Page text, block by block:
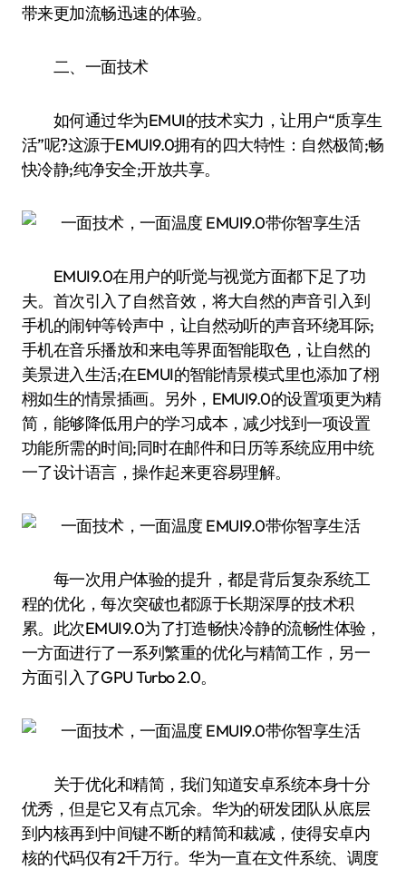
带来更加流畅迅速的体验。
二、一面技术
如何通过华为EMUI的技术实力，让用户“质享生
活”呢?这源于EMUI9.0拥有的四大特性：自然极简;畅
快冷静;纯净安全;开放共享。
EMUI9.0在用户的听觉与视觉方面都下足了功
夫。首次引入了自然音效，将大自然的声音引入到
手机的闹钟等铃声中，让自然动听的声音环绕耳际;
手机在音乐播放和来电等界面智能取色，让自然的
美景进入生活;在EMUI的智能情景模式里也添加了栩
栩如生的情景插画。另外，EMUI9.0的设置项更为精
简，能够降低用户的学习成本，减少找到一项设置
功能所需的时间;同时在邮件和日历等系统应用中统
一了设计语言，操作起来更容易理解。
每一次用户体验的提升，都是背后复杂系统工
程的优化，每次突破也都源于长期深厚的技术积
累。此次EMUI9.0为了打造畅快冷静的流畅性体验，
一方面进行了一系列繁重的优化与精简工作，另一
方面引入了GPU Turbo 2.0。
关于优化和精简，我们知道安卓系统本身十分
优秀，但是它又有点冗余。华为的研发团队从底层
到内核再到中间键不断的精简和裁减，使得安卓内
核的代码仅有2千万行。华为一直在文件系统、调度